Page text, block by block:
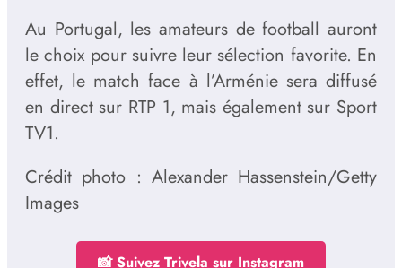
Au Portugal, les amateurs de football auront
le choix pour suivre leur sélection favorite. En
effet, le match face à l’Arménie sera diffusé
en direct sur RTP 1, mais également sur Sport
TV1.
Crédit photo : Alexander Hassenstein/Getty
Images
📸 Suivez Trivela sur Instagram